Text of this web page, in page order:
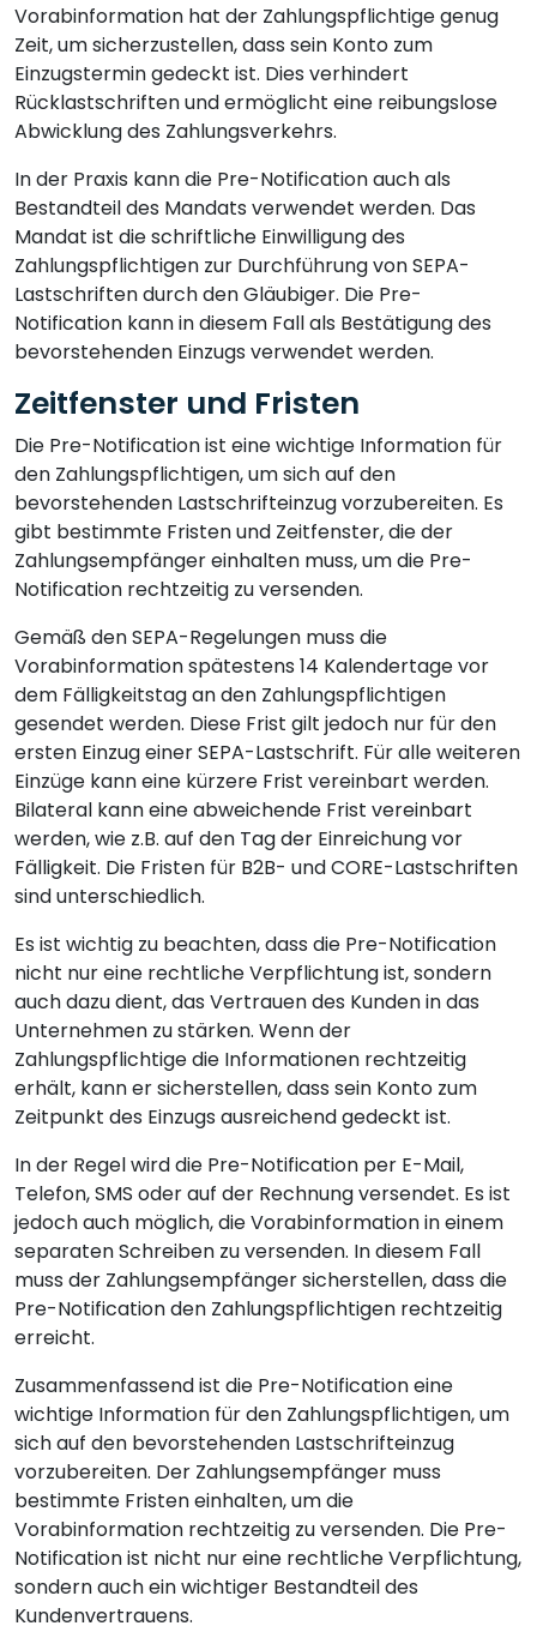
Vorabinformation hat der Zahlungspflichtige genug
Zeit, um sicherzustellen, dass sein Konto zum
Einzugstermin gedeckt ist. Dies verhindert
Rücklastschriften und ermöglicht eine reibungslose
Abwicklung des Zahlungsverkehrs.
In der Praxis kann die Pre-Notification auch als
Bestandteil des Mandats verwendet werden. Das
Mandat ist die schriftliche Einwilligung des
Zahlungspflichtigen zur Durchführung von SEPA-
Lastschriften durch den Gläubiger. Die Pre-
Notification kann in diesem Fall als Bestätigung des
bevorstehenden Einzugs verwendet werden.
Zeitfenster und Fristen
Die Pre-Notification ist eine wichtige Information für
den Zahlungspflichtigen, um sich auf den
bevorstehenden Lastschrifteinzug vorzubereiten. Es
gibt bestimmte Fristen und Zeitfenster, die der
Zahlungsempfänger einhalten muss, um die Pre-
Notification rechtzeitig zu versenden.
Gemäß den SEPA-Regelungen muss die
Vorabinformation spätestens 14 Kalendertage vor
dem Fälligkeitstag an den Zahlungspflichtigen
gesendet werden. Diese Frist gilt jedoch nur für den
ersten Einzug einer SEPA-Lastschrift. Für alle weiteren
Einzüge kann eine kürzere Frist vereinbart werden.
Bilateral kann eine abweichende Frist vereinbart
werden, wie z.B. auf den Tag der Einreichung vor
Fälligkeit. Die Fristen für B2B- und CORE-Lastschriften
sind unterschiedlich.
Es ist wichtig zu beachten, dass die Pre-Notification
nicht nur eine rechtliche Verpflichtung ist, sondern
auch dazu dient, das Vertrauen des Kunden in das
Unternehmen zu stärken. Wenn der
Zahlungspflichtige die Informationen rechtzeitig
erhält, kann er sicherstellen, dass sein Konto zum
Zeitpunkt des Einzugs ausreichend gedeckt ist.
In der Regel wird die Pre-Notification per E-Mail,
Telefon, SMS oder auf der Rechnung versendet. Es ist
jedoch auch möglich, die Vorabinformation in einem
separaten Schreiben zu versenden. In diesem Fall
muss der Zahlungsempfänger sicherstellen, dass die
Pre-Notification den Zahlungspflichtigen rechtzeitig
erreicht.
Zusammenfassend ist die Pre-Notification eine
wichtige Information für den Zahlungspflichtigen, um
sich auf den bevorstehenden Lastschrifteinzug
vorzubereiten. Der Zahlungsempfänger muss
bestimmte Fristen einhalten, um die
Vorabinformation rechtzeitig zu versenden. Die Pre-
Notification ist nicht nur eine rechtliche Verpflichtung,
sondern auch ein wichtiger Bestandteil des
Kundenvertrauens.